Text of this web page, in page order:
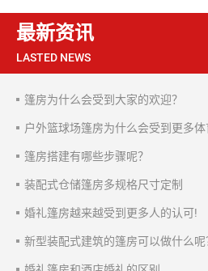
最新资讯
LASTED NEWS
篷房为什么会受到大家的欢迎？
户外篮球场篷房为什么会受到更多体
篷房搭建有哪些步骤呢？
装配式仓储篷房多规格尺寸定制
婚礼篷房越来越受到更多人的认可!
新型装配式建筑的篷房可以做什么呢